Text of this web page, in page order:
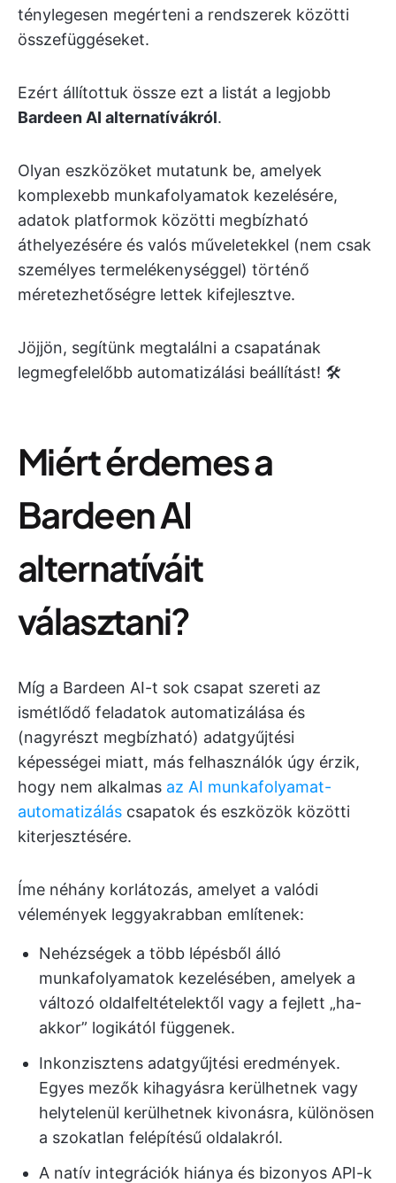
ténylegesen megérteni a rendszerek közötti
összefüggéseket.
Ezért állítottuk össze ezt a listát a legjobb
Bardeen AI alternatívákról.
Olyan eszközöket mutatunk be, amelyek
komplexebb munkafolyamatok kezelésére,
adatok platformok közötti megbízható
áthelyezésére és valós műveletekkel (nem csak
személyes termelékenységgel) történő
méretezhetőségre lettek kifejlesztve.
Jöjjön, segítünk megtalálni a csapatának
legmegfelelőbb automatizálási beállítást! 🛠️
Miért érdemes a
Bardeen AI
alternatíváit
választani?
Míg a Bardeen AI-t sok csapat szereti az
ismétlődő feladatok automatizálása és
(nagyrészt megbízható) adatgyűjtési
képességei miatt, más felhasználók úgy érzik,
hogy nem alkalmas az AI munkafolyamat-
automatizálás csapatok és eszközök közötti
kiterjesztésére.
Íme néhány korlátozás, amelyet a valódi
vélemények leggyakrabban említenek:
Nehézségek a több lépésből álló
munkafolyamatok kezelésében, amelyek a
változó oldalfeltételektől vagy a fejlett „ha-
akkor” logikától függenek.
Inkonzisztens adatgyűjtési eredmények.
Egyes mezők kihagyásra kerülhetnek vagy
helytelenül kerülhetnek kivonásra, különösen
a szokatlan felépítésű oldalakról.
A natív integrációk hiánya és bizonyos API-k